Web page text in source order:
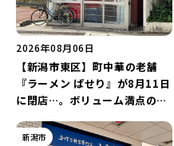
2026年08月06日
【新潟市東区】町中華の老舗
『ラーメン ぱせり』が8月11日
に閉店…。ボリューム満点の名
新潟市